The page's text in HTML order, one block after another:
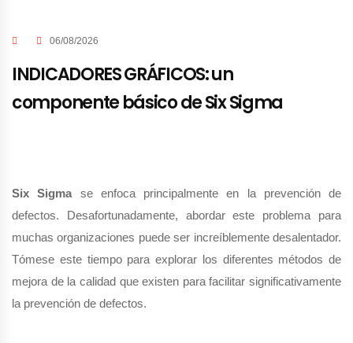
06/08/2026
INDICADORES GRÁFICOS: un
componente básico de Six Sigma
Six Sigma se enfoca principalmente en la prevención de
defectos. Desafortunadamente, abordar este problema para
muchas organizaciones puede ser increíblemente desalentador.
Tómese este tiempo para explorar los diferentes métodos de
mejora de la calidad que existen para facilitar significativamente
la prevención de defectos.